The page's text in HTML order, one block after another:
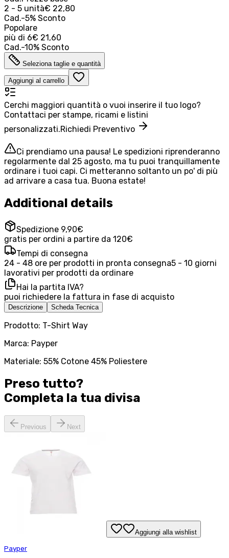
2 - 5 unità€ 22,80
Cad.-5% Sconto
Popolare
più di 6€ 21,60
Cad.-10% Sconto
Seleziona taglie e quantità
Aggiungi al carrello
Cerchi maggiori quantità o vuoi inserire il tuo logo?
Contattaci per stampe, ricami e listini
personalizzati.Richiedi Preventivo
Ci prendiamo una pausa! Le spedizioni riprenderanno
regolarmente dal 25 agosto, ma tu puoi tranquillamente
ordinare i tuoi capi. Ci metteranno soltanto un po' di più
ad arrivare a casa tua. Buona estate!
Additional details
Spedizione 9,90€
gratis per ordini a partire da 120€
Tempi di consegna
24 - 48 ore per prodotti in pronta consegna5 - 10 giorni
lavorativi per prodotti da ordinare
Hai la partita IVA?
puoi richiedere la fattura in fase di acquisto
Descrizione Scheda Tecnica
Prodotto: T-Shirt Way
Marca: Payper
Materiale: 55% Cotone 45% Poliestere
Preso tutto?
Completa la tua divisa
Previous Next
Aggiungi alla wishlist
Payper